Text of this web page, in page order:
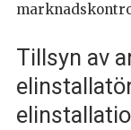
Tillsyn av